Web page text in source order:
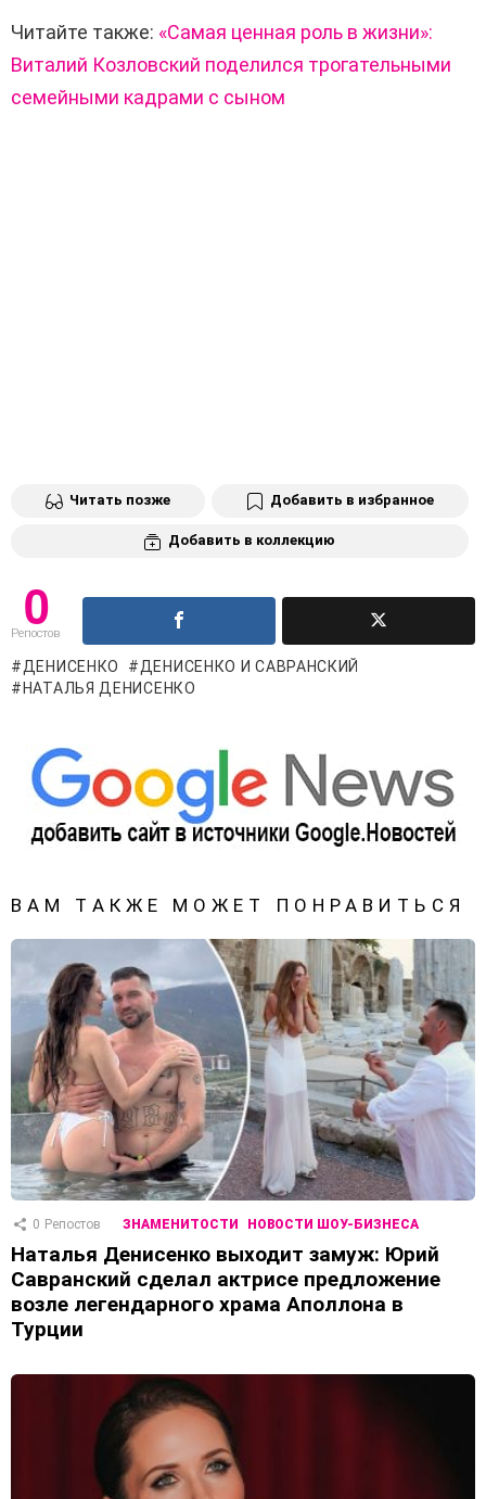
Читайте также: «Самая ценная роль в жизни»:
Виталий Козловский поделился трогательными
семейными кадрами с сыном
Читать позже Добавить в избранное
Добавить в коллекцию
0
Репостов
ДЕНИСЕНКО
ДЕНИСЕНКО И САВРАНСКИЙ
НАТАЛЬЯ ДЕНИСЕНКО
ВАМ ТАКЖЕ МОЖЕТ ПОНРАВИТЬСЯ
0 Репостов ЗНАМЕНИТОСТИ НОВОСТИ ШОУ-БИЗНЕСА
Наталья Денисенко выходит замуж: Юрий
Савранский сделал актрисе предложение
возле легендарного храма Аполлона в
Турции